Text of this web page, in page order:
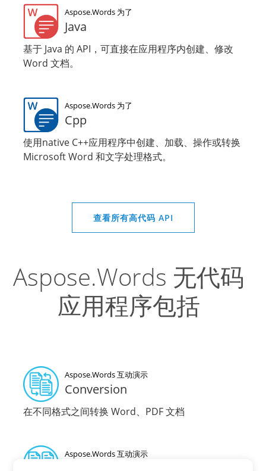
Aspose.Words 为了
Java
基于 Java 的 API，可直接在应用程序内创建、修改
Word 文档。
Aspose.Words 为了
Cpp
使用native C++应用程序中创建、加载、操作或转换
Microsoft Word 和文字处理格式。
查看所有高代码 API
Aspose.Words 无代码
应用程序包括
Aspose.Words 互动演示
Conversion
在不同格式之间转换 Word、PDF 文档
Aspose.Words 互动演示